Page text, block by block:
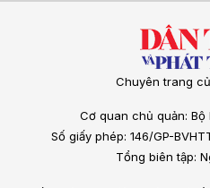
Chuyên trang
Cơ quan chủ quản:
Số giấy phép: 146/GP-
Tổng biên tập: